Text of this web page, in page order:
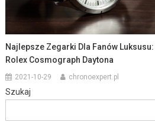
Najlepsze Zegarki Dla Fanów Luksusu:
Rolex Cosmograph Daytona
2021-10-29 chronoexpert.pl
Szukaj